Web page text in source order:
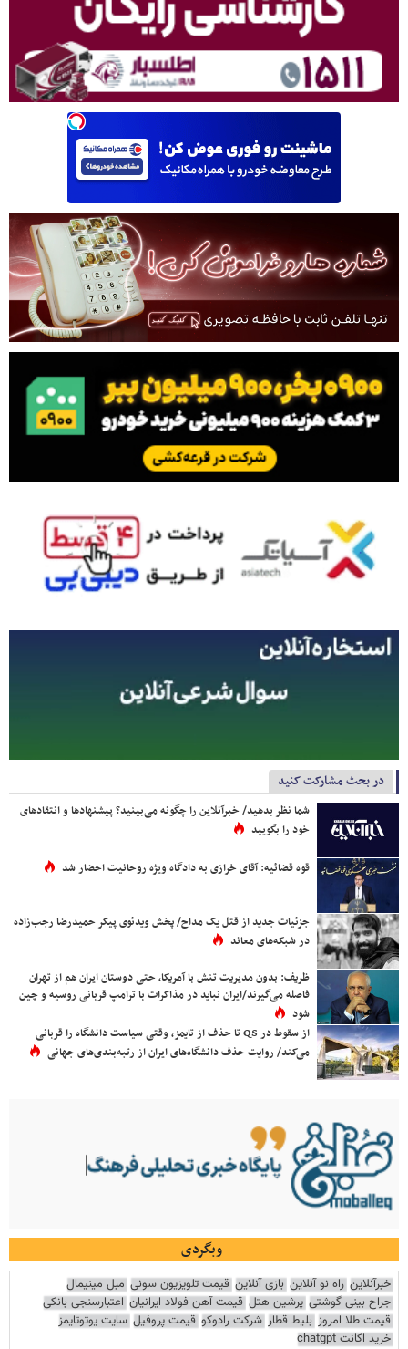
در بحث مشارکت کنید
شما نظر بدهید/ خبرآنلاین را چگونه می‌بینید؟ پیشنهادها و انتقادهای
خود را بگویید
قوه قضائیه: آقای خرازی به دادگاه ویژه روحانیت احضار شد
جزئیات جدید از قتل یک مداح/ پخش ویدئوی پیکر حمیدرضا رجب‌زاده
در شبکه‌های معاند
ظریف: بدون مدیریت تنش با آمریکا، حتی دوستان ایران هم از تهران
فاصله می‌گیرند/ایران نباید در مذاکرات با ترامپ قربانی روسیه و چین
شود
از سقوط در QS تا حذف از تایمز، وقتی سیاست دانشگاه را قربانی
می‌کند/ روایت حذف دانشگاه‌های ایران از رتبه‌بندی‌های جهانی
وبگردی
خبرآنلاین راه نو آنلاین بازی آنلاین قیمت تلویزیون سونی مبل مینیمال
جراح بینی گوشتی پرشین هتل قیمت آهن فولاد ایرانیان اعتبارسنجی بانکی
قیمت طلا امروز بلیط قطار شرکت رادوکو قیمت پروفیل سایت یوتوتایمز
خرید اکانت chatgpt